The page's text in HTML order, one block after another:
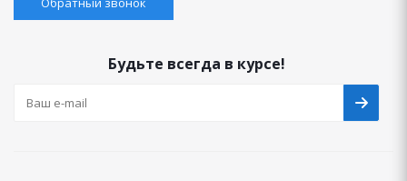
Будьте всегда в курсе!